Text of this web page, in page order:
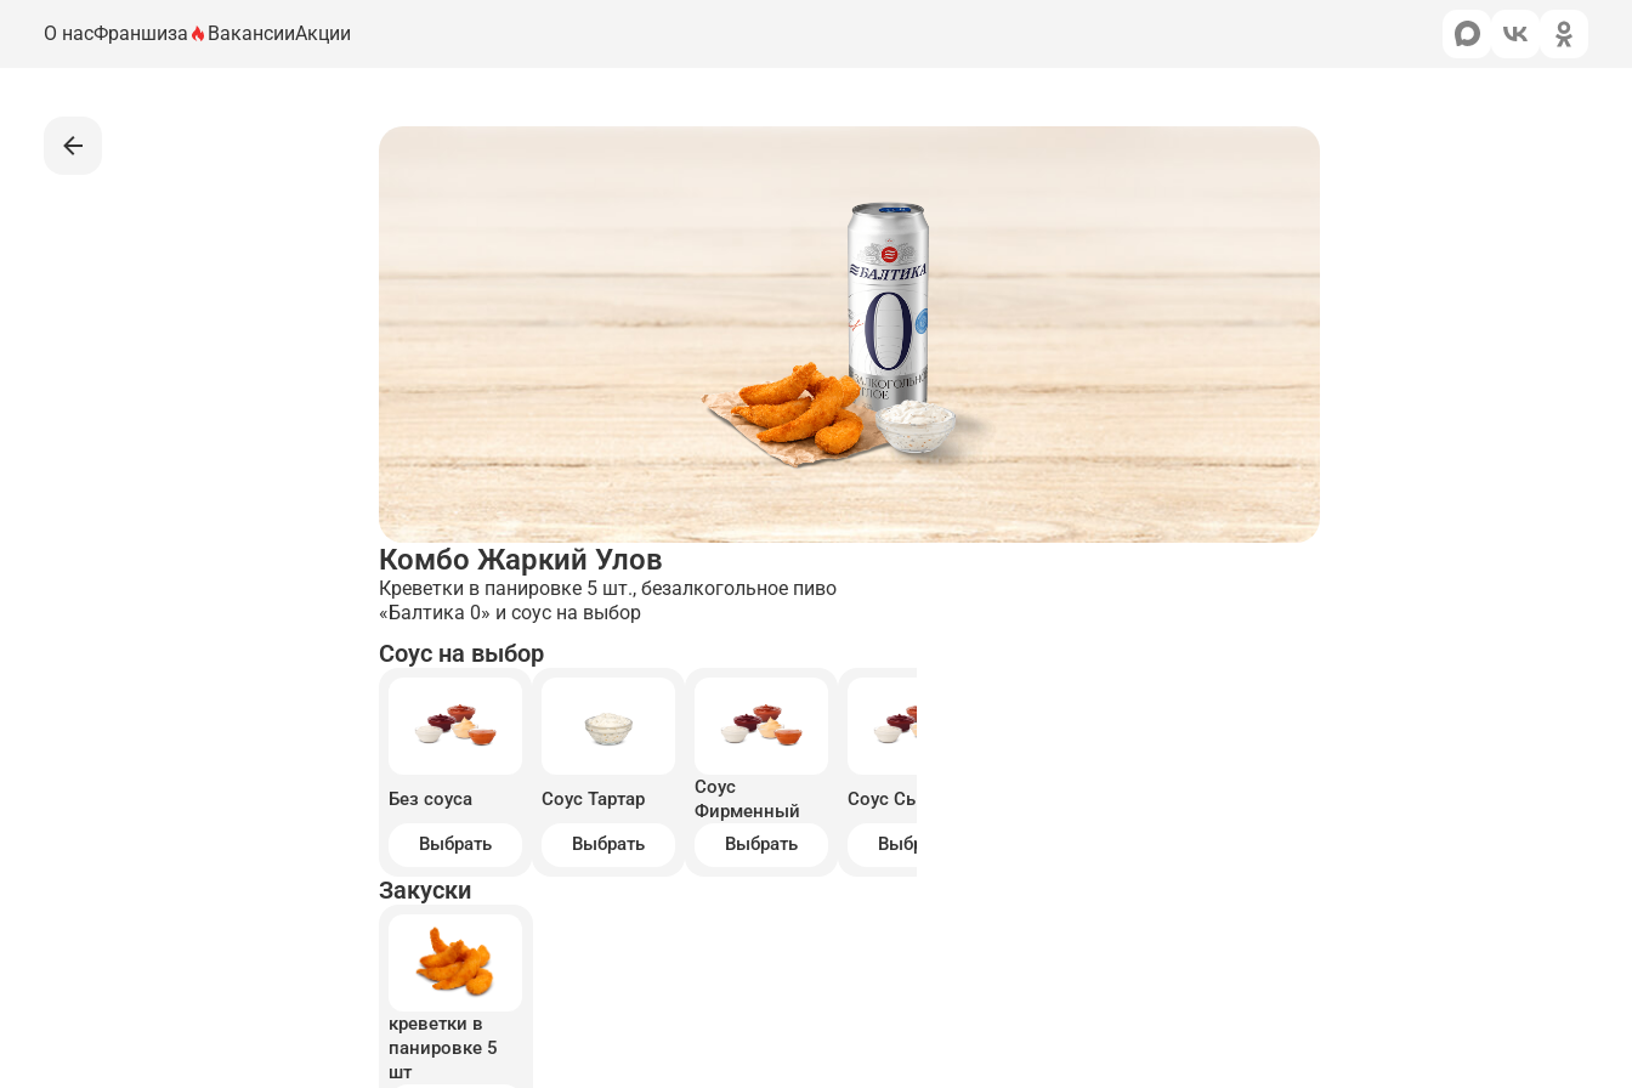
О насФраншиза ВакансииАкции
Комбо Жаркий Улов
Креветки в панировке 5 шт., безалкогольное пиво
«Балтика 0» и соус на выбор
Соус на выбор
Без соуса
Выбрать
Соус Тартар
Выбрать
Соус
Фирменный
Выбрать
Соус Сырный
Выбрать
Закуски
креветки в
панировке 5
шт